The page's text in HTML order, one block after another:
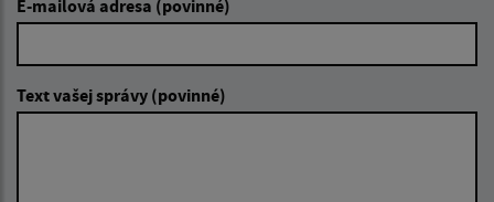
E-mailová adresa (povinné)
Text vašej správy (povinné)